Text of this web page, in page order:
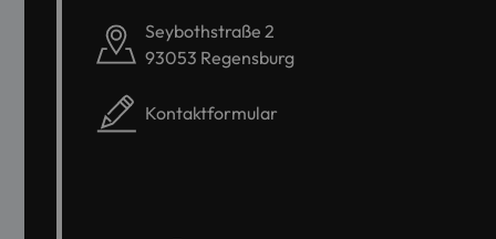
Seybothstraße 2
93053 Regensburg
Kontaktformular